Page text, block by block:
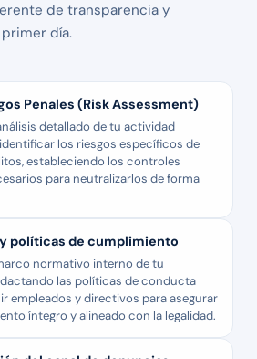
de transparencia y
día.
Penales (Risk Assessment)
detallado de tu actividad
los riesgos específicos de
estableciendo los controles
para neutralizarlos de forma
políticas de cumplimiento
normativo interno de tu
las políticas de conducta
empleados y directivos para asegurar
íntegro y alineado con la legalidad.